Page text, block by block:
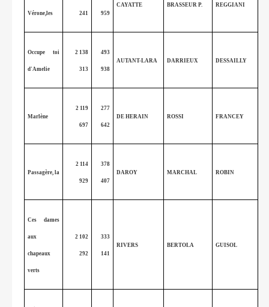
Vérone,les 241 959
CAYATTE BRASSEUR P. REGGIANI
Occupe toi
d'Amelie
2 138
313
493
938
AUTANT-LARA DARRIEUX DESSAILLY
Marlène
2 119
697
277
642
DE HERAIN ROSSI FRANCEY
Passagère, la
2 114
929
378
407
DAROY MARCHAL ROBIN
Ces dames
aux
chapeaux
verts
2 102
292
333
141
RIVERS BERTOLA GUISOL